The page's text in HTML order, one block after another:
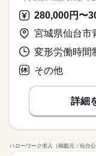
宮城県仙台市
その他
詳細
ハローワーク求人（掲載元：仙台公